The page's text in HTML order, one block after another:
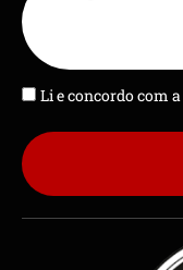
Li e concordo com a